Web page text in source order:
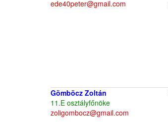
ede40peter@gmail.com
Gömböcz Zoltán
11.E osztályfőnöke
zoligombocz@gmail.com